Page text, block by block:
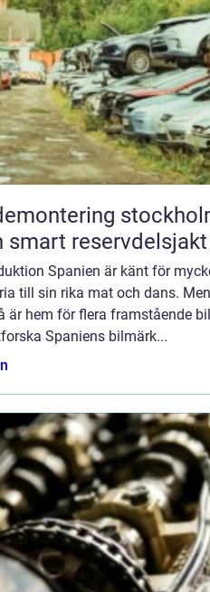
stockholm hållbar
smart reservdelsjakt
Spanien är känt för
till sin rika mat och dans.
är hem för flera framstående
Spaniens bilmärk...